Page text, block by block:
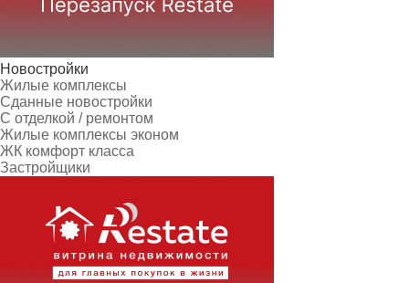
Новостройки
Жилые комплексы
Сданные новостройки
С отделкой / ремонтом
Жилые комплексы эконом
ЖК комфорт класса
Застройщики